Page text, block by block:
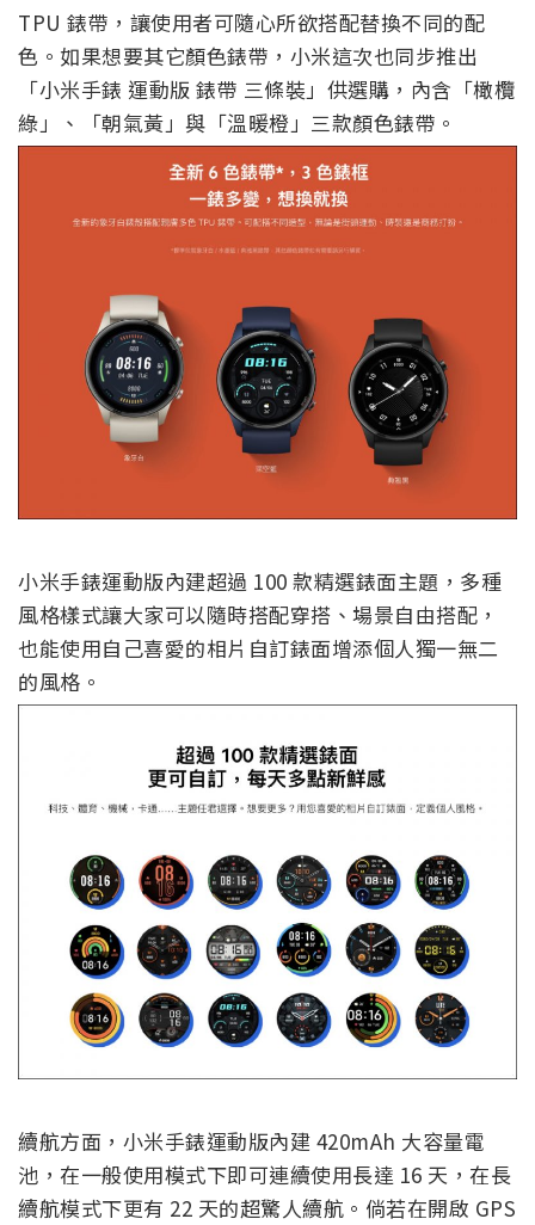
TPU 錶帶，讓使用者可隨心所欲搭配替換不同的配
色。如果想要其它顏色錶帶，小米這次也同步推出
「小米手錶 運動版 錶帶 三條裝」供選購，內含「橄欖
綠」、「朝氣黃」與「溫暖橙」三款顏色錶帶。
小米手錶運動版內建超過 100 款精選錶面主題，多種
風格樣式讓大家可以隨時搭配穿搭、場景自由搭配，
也能使用自己喜愛的相片自訂錶面增添個人獨一無二
的風格。
續航方面，小米手錶運動版內建 420mAh 大容量電
池，在一般使用模式下即可連續使用長達 16 天，在長
續航模式下更有 22 天的超驚人續航。倘若在開啟 GPS